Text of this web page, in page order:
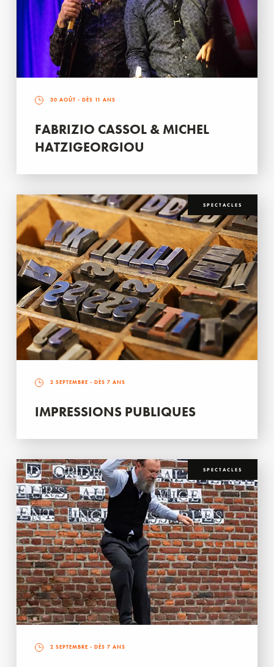
30 AOÛT - DÈS 11 ANS
FABRIZIO CASSOL & MICHEL
HATZIGEORGIOU
SPECTACLES
2 SEPTEMBRE - DÈS 7 ANS
IMPRESSIONS PUBLIQUES
SPECTACLES
2 SEPTEMBRE - DÈS 7 ANS